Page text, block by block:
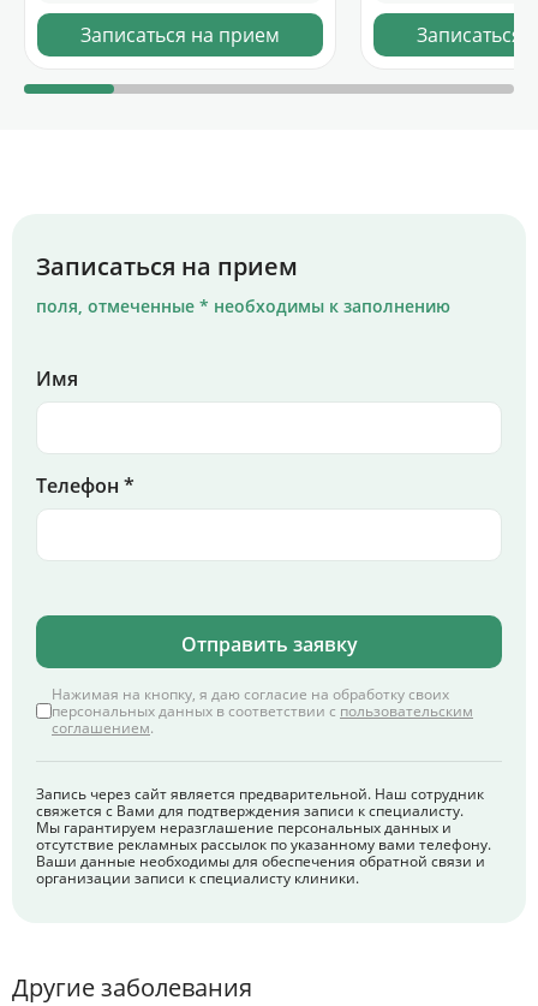
Записаться на прием
Записаться
Записаться на прием
поля, отмеченные * необходимы к заполнению
Имя
Телефон *
Отправить заявку
Нажимая на кнопку, я даю согласие на обработку своих
персональных данных в соответствии с пользовательским
соглашением.
Запись через сайт является предварительной. Наш сотрудник
свяжется с Вами для подтверждения записи к специалисту.
Мы гарантируем неразглашение персональных данных и
отсутствие рекламных рассылок по указанному вами телефону.
Ваши данные необходимы для обеспечения обратной связи и
организации записи к специалисту клиники.
Другие заболевания